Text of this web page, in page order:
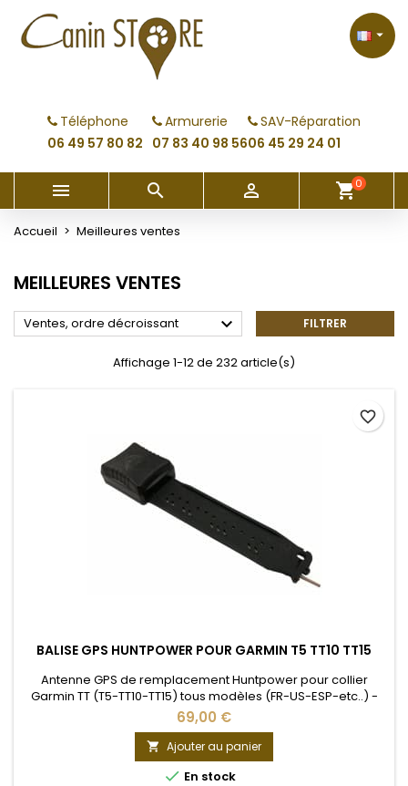
Téléphone
06 49 57 80 82
Armurerie
07 83 40 98 56
SAV-Réparation
06 45 29 24 01

   shopping_cart0
Accueil Meilleures ventes
MEILLEURES VENTES
Ventes, ordre décroissant  FILTRER
Affichage 1-12 de 232 article(s)
BALISE GPS HUNTPOWER POUR GARMIN T5 TT10 TT15
Antenne GPS de remplacement Huntpower pour collier
Garmin TT (T5-TT10-TT15) tous modèles (FR-US-ESP-etc..) -
SOUDURE par un professionnel indispensable Balise GPS de
remplacement Huntpower pour collier Garmin TT (T5-TT10-
TT15) tous modèles (FR-US-ESP-etc..) - SOUDURE par un
professionnel indispensable
69,00 €
 Ajouter au panier
 En stock
favorite_border
My wishlists ×
Create new list
((modalTitle)) ×
((confirmMessage))
((cancelText)) ((modalDeleteText))
Créer une liste d'envies ×
Créer une liste d'envies
Connexion ×
Vous devez être connecté pour ajouter des produits